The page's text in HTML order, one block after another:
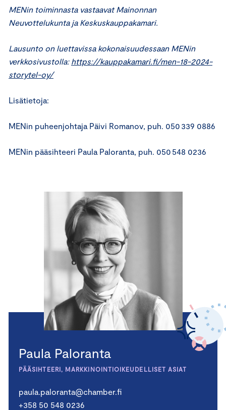
MENin toiminnasta vastaavat Mainonnan
Neuvottelukunta ja Keskuskauppakamari.
Lausunto on luettavissa kokonaisuudessaan MENin
verkkosivustolla: https://kauppakamari.fi/men-18-2024-
storytel-oy/
Lisätietoja:
MENin puheenjohtaja Päivi Romanov, puh. 050 339 0886
MENin pääsihteeri Paula Paloranta, puh. 050 548 0236
Paula Paloranta
PÄÄSIHTEERI, MARKKINOINTIOIKEUDELLISET ASIAT
paula.paloranta@chamber.fi
+358 50 548 0236